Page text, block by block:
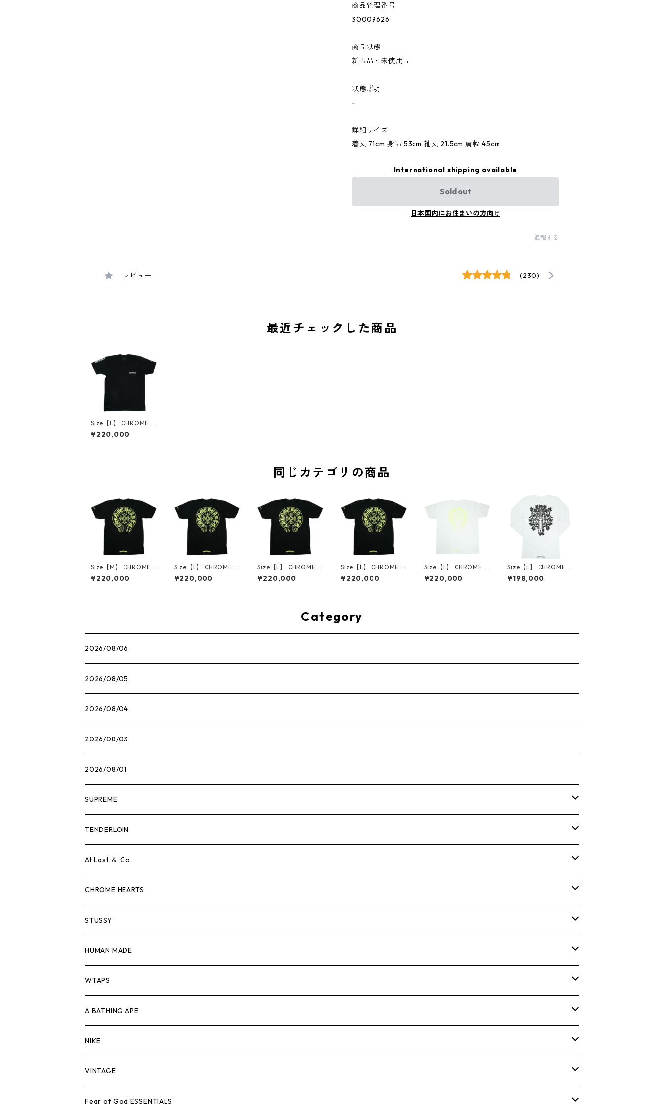
商品管理番号
30009626
商品状態
新古品・未使用品
状態説明
-
詳細サイズ
着丈 71cm 身幅 53cm 袖丈 21.5cm 肩幅 45cm
International shipping available
Sold out
日本国内にお住まいの方向け
通報する
レビュー (230)
最近チェックした商品
Size【L】 CHROME H
EARTS クロム・ハーツ
CEMETARY CROSS TE
¥220,000
同じカテゴリの商品
Size【M】 CHROME
HEARTS クロム・ハー
ツ HORSESHOE S/S T
¥220,000
Size【L】 CHROME H
EARTS クロム・ハーツ
HORSESHOE S/S TEE
¥220,000
Size【L】 CHROME H
EARTS クロム・ハーツ
HORSESHOE S/S TEE
¥220,000
Size【L】 CHROME H
EARTS クロム・ハーツ
HORSESHOE S/S TEE
¥220,000
Size【L】 CHROME H
EARTS クロム・ハーツ
HORSESHOE S/S TEE
¥220,000
Size【L】 CHROME H
EARTS クロム・ハーツ
DAGGER THERMAL
¥198,000
Category
2026/08/06
2026/08/05
2026/08/04
2026/08/03
2026/08/01
SUPREME
Tシャツ
ロンTEE
スウェット/ニット
シャツ
ジャケット
パンツ
キャップ・ハット
バッグ
シューズ
小物
TENDERLOIN
Tシャツ
ロンTEE
スウェット/ニット
シャツ
ジャケット
パンツ
キャップ・ハット
バッグ
シューズ
At Last ＆ Co
Tシャツ
ロンTEE
スウェット/ニット
シャツ
ジャケット
パンツ
キャップ・ハット
バッグ
CHROME HEARTS
Tシャツ
ロンTEE
スウェット/ニット
シャツ
ジャケット
パンツ
キャップ・ハット
STUSSY
Tシャツ
ロンTEE
スウェット/ニット
シャツ
ジャケット
パンツ
HUMAN MADE
Tシャツ
ロンT
スウェット/ニット
シャツ
ジャケット
WTAPS
Tシャツ
ロンTEE
スウェット/ニット
シャツ
A BATHING APE
Tシャツ
ロンTEE
スウェット/ニット
NIKE
シューズ
AIR JORDAN 1
アパレル・小物
VINTAGE
Tシャツ
Fear of God ESSENTIALS